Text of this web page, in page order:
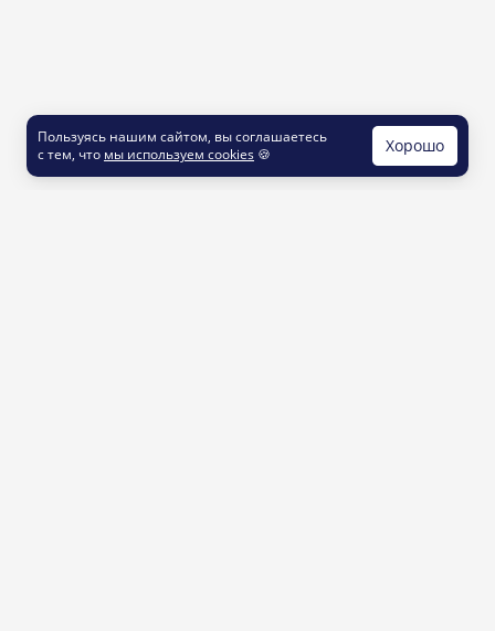
Пользуясь нашим сайтом, вы соглашаетесь
с тем, что мы используем cookies 🍪 Хорошо